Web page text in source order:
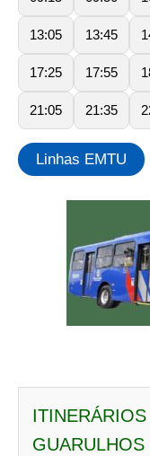
13:05 13:45
17:25 17:55
21:05 21:35
Linhas EMTU